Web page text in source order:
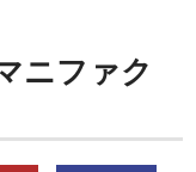
ニファク